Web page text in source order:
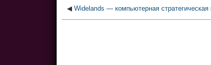
◀ Widelands — компьютерная стратегическая